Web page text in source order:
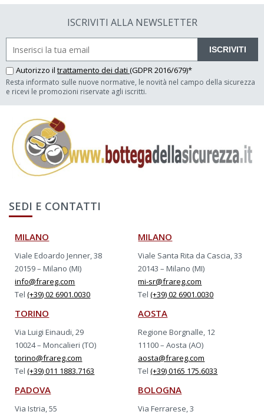
ISCRIVITI ALLA NEWSLETTER
ISCRIVITI
Autorizzo il trattamento dei dati (GDPR 2016/679)*
Resta informato sulle nuove normative, le novità nel campo della sicurezza
e ricevi le promozioni riservate agli iscritti.
SEDI E CONTATTI
MILANO
Viale Edoardo Jenner, 38
20159 – Milano (MI)
info@frareg.com
Tel(+39) 02 6901.0030
MILANO
Viale Santa Rita da Cascia, 33
20143 – Milano (MI)
mi-sr@frareg.com
Tel(+39) 02 6901.0030
TORINO
Via Luigi Einaudi, 29
10024 – Moncalieri (TO)
torino@frareg.com
Tel(+39) 011 1883.7163
AOSTA
Regione Borgnalle, 12
11100 – Aosta (AO)
aosta@frareg.com
Tel(+39) 0165 175.6033
PADOVA
Via Istria, 55
BOLOGNA
Via Ferrarese, 3